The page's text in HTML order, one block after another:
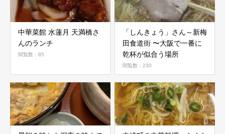
中華菜館 水蓮月 天満橋さ
んのランチ
閲覧数：85
「しんきょう」さん～新梅
田食道街 〜大阪で一番に
乾杯が似合う場所
閲覧数：230